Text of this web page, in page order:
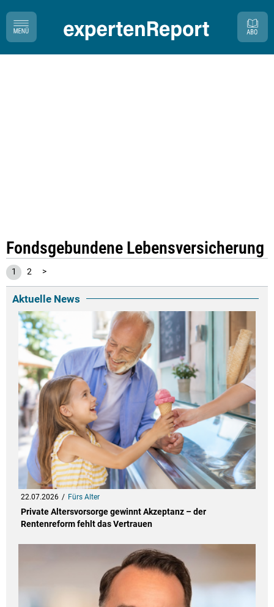
Fondsgebundene Lebensversicherung
1 2 >
Aktuelle News
22.07.2026 Fürs Alter
Private Altersvorsorge gewinnt Akzeptanz – der
Rentenreform fehlt das Vertrauen